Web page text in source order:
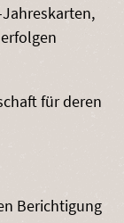
für deren
Berichtigung